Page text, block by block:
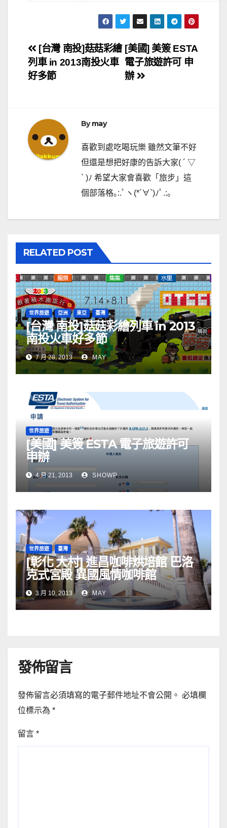
文
章
覽
[美國] 美簽 ESTA
電子旅遊許可 申
辦
[台灣 南投]菇菇彩繪
列車 in 2013南投火車
好多節
Bymay
喜歡到處吃喝玩樂 雖然文筆不好
但還是想把好康的告訴大家( ´ ▽
` )ﾉ 希望大家會喜歡「旅步」這
個部落格｡:.ﾟヽ(*´∀`)ﾉﾟ.:｡
RELATED POST
世界旅遊 亞洲 東亞 臺灣
[台灣 南投]菇菇彩繪列車 in 2013
南投火車好多節
7 月 28, 2013 MAY
世界旅遊
[美國] 美簽 ESTA 電子旅遊許可
申辦
4 月 21, 2013 SHOWP
世界旅遊 臺灣
[彰化 大村] 進昌咖啡烘培館 巴洛
克式宮殿 異國風情咖啡館
3 月 10, 2013 MAY
發佈留言
發佈留言必須填寫的電子郵件地址不會公開。 必填欄
位標示為 *
留言 *